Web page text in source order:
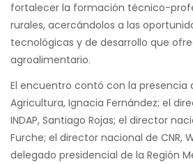
fortalecer la formación técnico-
rurales, acercándolos a las
tecnológicas y de desarrollo que
agroalimentario.
El encuentro contó con la presencia
Agricultura, Ignacia Fernández; el
INDAP, Santiago Rojas; el director
Furche; el director nacional de CNR,
delegado presidencial de la Región